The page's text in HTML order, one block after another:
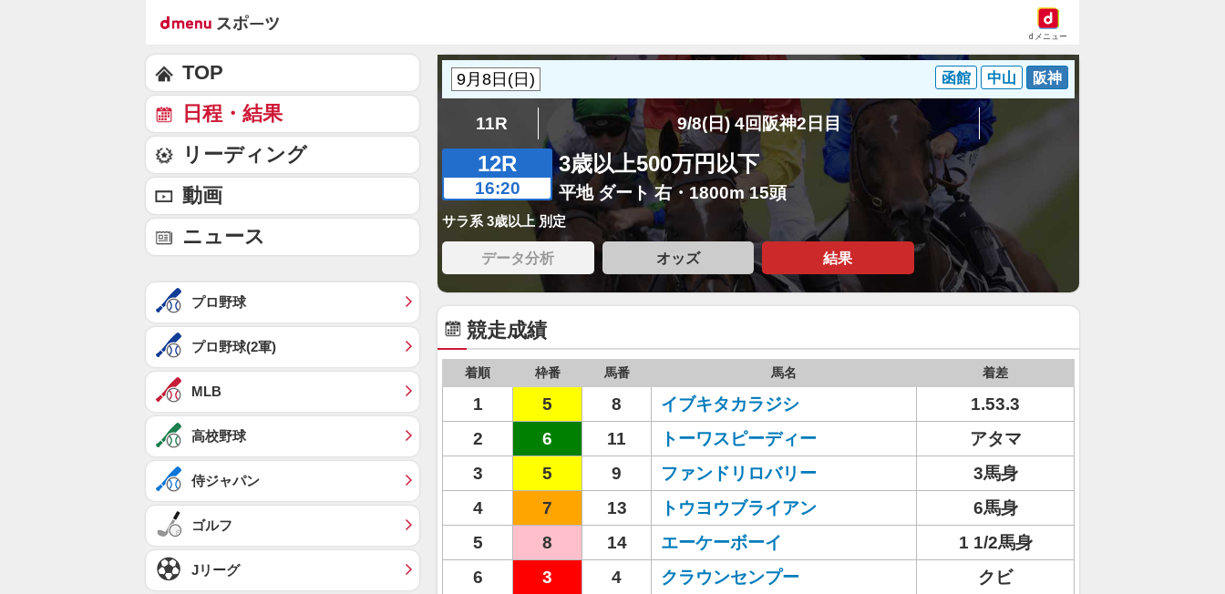
dメニュー
函館 中山 阪神
11R 9/8(日) 4回阪神2日目
12R
16:20
3歳以上500万円以下
平地 ダート 右・1800m 15頭
サラ系 3歳以上 別定
データ分析 オッズ 結果
競走成績
着順 枠番 馬番 馬名 着差
1 5 8 イブキタカラジシ
1.53.3
2
6 11 トーワスピーディー
アタマ
3
5 9 ファンドリロバリー
3馬身
4
7 13 トウヨウブライアン
6馬身
5
8 14 エーケーボーイ
1 1/2馬身
6
3 4 クラウンセンプー
クビ
TOP
日程・結果
リーディング
動画
ニュース
プロ野球
プロ野球(2軍)
MLB
高校野球
侍ジャパン
ゴルフ
Jリーグ